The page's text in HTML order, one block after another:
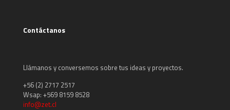
Contáctanos
Llámanos y conversemos sobre tus ideas y proyectos.
+56 (2) 2717 2517
Wsap: +569 8159 8528
info@zet.cl